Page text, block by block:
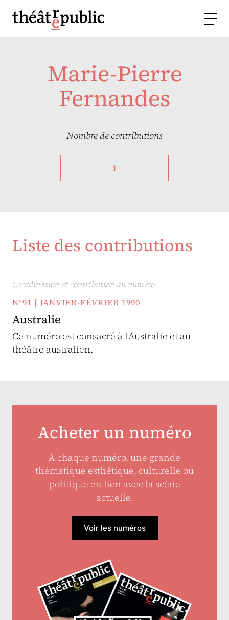
Marie-Pierre
Fernandes
Nombre de contributions
1
Liste des contributions
Coordination et contribution au numéro
N°91 | JANVIER-FÉVRIER 1990
Australie
Ce numéro est consacré à l'Australie et au
théâtre australien.
Acheter un numéro
À chaque numéro, une grande
thématique esthétique, culturelle ou
politique en lien avec la scène
actuelle.
Voir les numéros